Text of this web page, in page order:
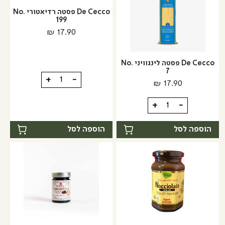
De Cecco פסטה לינגוויני No.
7
₪ 17.90
-
כמות
של
De
Cecco
פסטה
לינגוויני
No.
7
+
הוספה לסל
De Cecco פסטה רדיאטורי No.
199
₪ 17.90
-
כמות
של
פסטה
רדיאטורי
+
הוספה לסל